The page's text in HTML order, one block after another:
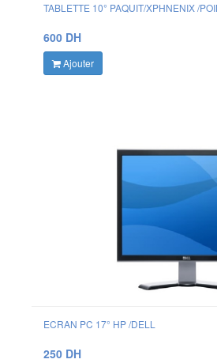
TABLETTE 10° PAQUIT/XPHNENIX /
600 DH
Ajouter
ECRAN PC 17° HP /DELL
250 DH